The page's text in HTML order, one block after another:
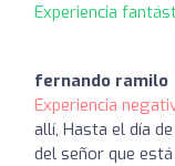
Experiencia
fernando ramilo
Experiencia
allí, Hasta el día
del señor que